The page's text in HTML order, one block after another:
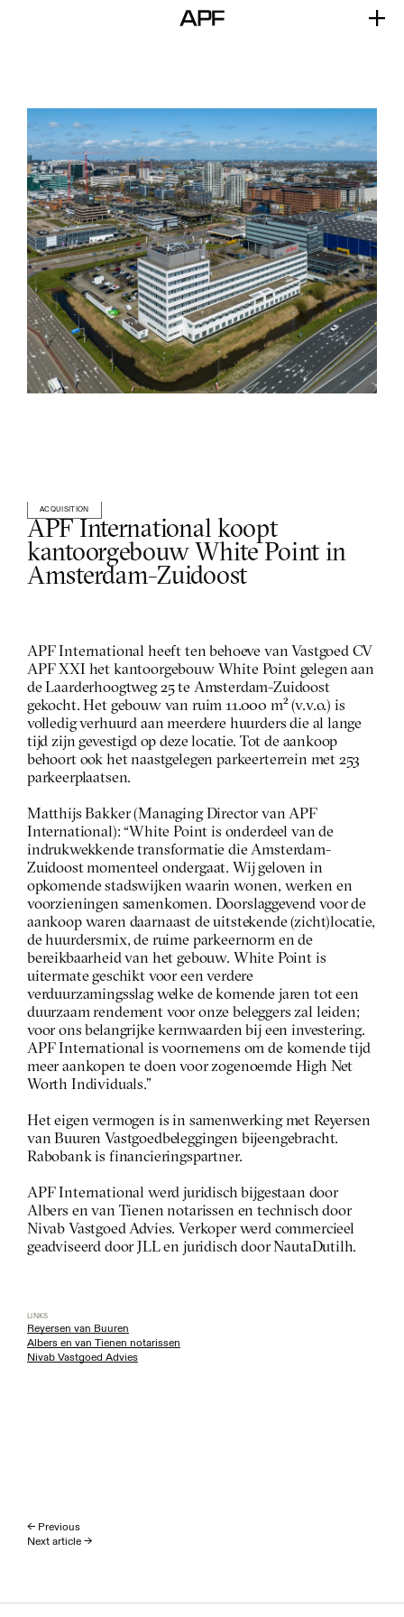
ACQUISITION
APF International koopt
kantoorgebouw White Point in
Amsterdam-Zuidoost
APF International heeft ten behoeve van Vastgoed CV
APF XXI het kantoorgebouw White Point gelegen aan
de Laarderhoogtweg 25 te Amsterdam-Zuidoost
gekocht. Het gebouw van ruim 11.000 m² (v.v.o.) is
volledig verhuurd aan meerdere huurders die al lange
tijd zijn gevestigd op deze locatie. Tot de aankoop
behoort ook het naastgelegen parkeerterrein met 253
parkeerplaatsen.
Matthijs Bakker (Managing Director van APF
International): “White Point is onderdeel van de
indrukwekkende transformatie die Amsterdam-
Zuidoost momenteel ondergaat. Wij geloven in
opkomende stadswijken waarin wonen, werken en
voorzieningen samenkomen. Doorslaggevend voor de
aankoop waren daarnaast de uitstekende (zicht)locatie,
de huurdersmix, de ruime parkeernorm en de
bereikbaarheid van het gebouw. White Point is
uitermate geschikt voor een verdere
verduurzamingsslag welke de komende jaren tot een
duurzaam rendement voor onze beleggers zal leiden;
voor ons belangrijke kernwaarden bij een investering.
APF International is voornemens om de komende tijd
meer aankopen te doen voor zogenoemde High Net
Worth Individuals.”
Het eigen vermogen is in samenwerking met Reyersen
van Buuren Vastgoedbeleggingen bijeengebracht.
Rabobank is financieringspartner.
APF International werd juridisch bijgestaan door
Albers en van Tienen notarissen en technisch door
Nivab Vastgoed Advies. Verkoper werd commercieel
geadviseerd door JLL en juridisch door NautaDutilh.
LINKS
Reyersen van Buuren
Albers en van Tienen notarissen
Nivab Vastgoed Advies
← Previous
Next article →